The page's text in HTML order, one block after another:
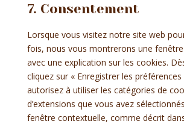
7. Consentement
Lorsque vous visitez notre site web
fois, nous vous montrerons une
avec une explication sur les cookies.
cliquez sur « Enregistrer les
autorisez à utiliser les catégories de
d’extensions que vous avez
fenêtre contextuelle, comme décrit